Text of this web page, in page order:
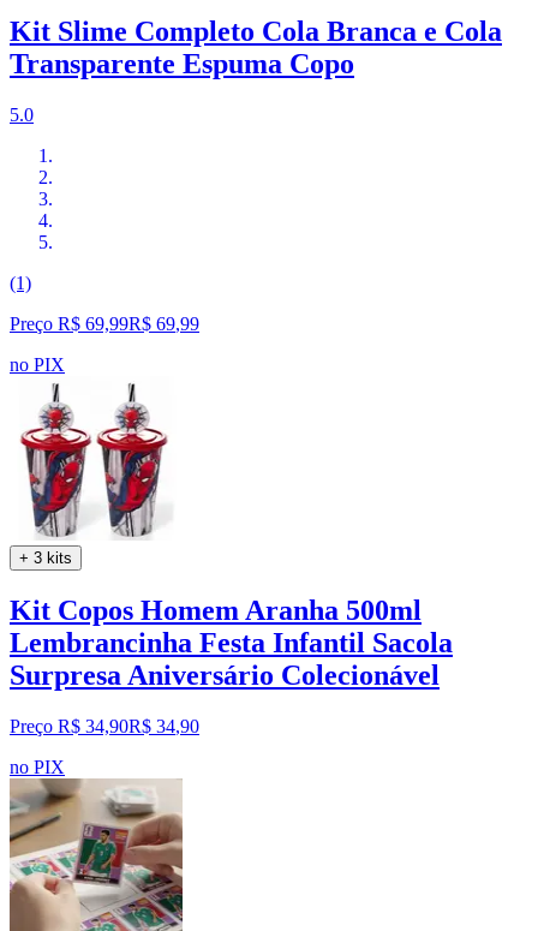
Kit Slime Completo Cola Branca e Cola
Transparente Espuma Copo
5.0
(1)
Preço R$ 69,99R$ 69,99
no PIX
+ 3 kits
Kit Copos Homem Aranha 500ml
Lembrancinha Festa Infantil Sacola
Surpresa Aniversário Colecionável
Preço R$ 34,90R$ 34,90
no PIX